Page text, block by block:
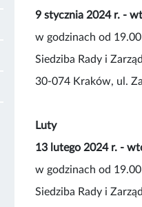
9 stycznia 2024 r. -
w godzinach od
Siedziba Rady i
30-074 Kraków, ul.
Luty
13 lutego 2024 r. -
w godzinach od
Siedziba Rady i